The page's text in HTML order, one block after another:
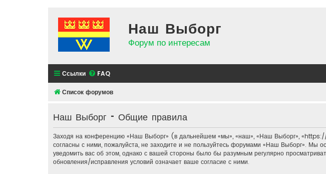
Наш Выборг
Форум по интересам
Ссылки FAQ
Список форумов
Наш Выборг - Общие правила
Заходя на конференцию «Наш Выборг» (в дальнейшем «мы», «наш», «Наш Выборг»,
согласны с ними, пожалуйста, не заходите и не пользуйтесь форумами «Наш Выборг». Мы
уведомить вас об этом, однако с вашей стороны было бы разумным регулярно
обновления/исправления условий означает ваше согласие с ними.